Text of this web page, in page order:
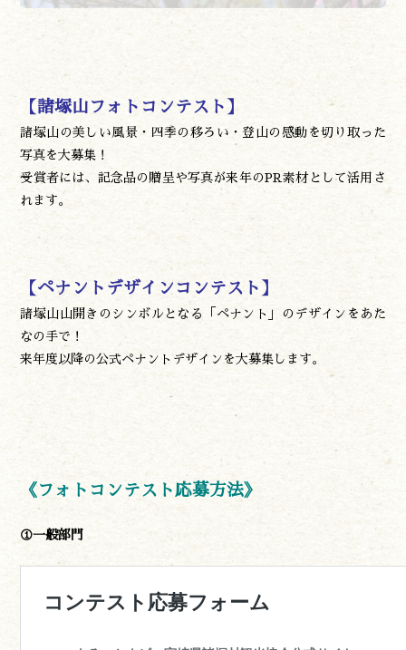
【諸塚山フォトコンテスト】
諸塚山の美しい風景・四季の移ろい・登山の感動を切り取った
写真を大募集！
受賞者には、記念品の贈呈や写真が来年のPR素材として活用さ
れます。
【ペナントデザインコンテスト】
諸塚山山開きのシンボルとなる「ペナント」のデザインをあた
なの手で！
来年度以降の公式ペナントデザインを大募集します。
《フォトコンテスト応募方法》
①一般部門
開花情報
森の風の記憶
アクセス
お問い合わせ
諸塚村観光協会について
プライバシーポリシー
TEL: 0982-65-0178